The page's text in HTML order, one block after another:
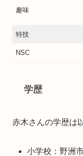
趣味
特技
NSC
学歴
赤木さんの学歴は
小学校：野洲